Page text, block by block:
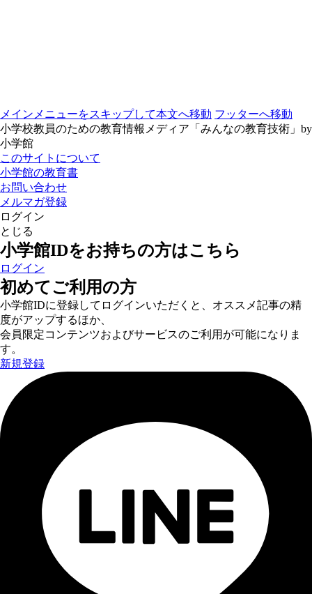
メインメニューをスキップして本文へ移動 フッターへ移動
小学校教員のための教育情報メディア「みんなの教育技術」by
小学館
このサイトについて
小学館の教育書
お問い合わせ
メルマガ登録
ログイン
とじる
小学館IDをお持ちの方はこちら
ログイン
初めてご利用の方
小学館IDに登録してログインいただくと、オススメ記事の精
度がアップするほか、
会員限定コンテンツおよびサービスのご利用が可能になりま
す。
新規登録